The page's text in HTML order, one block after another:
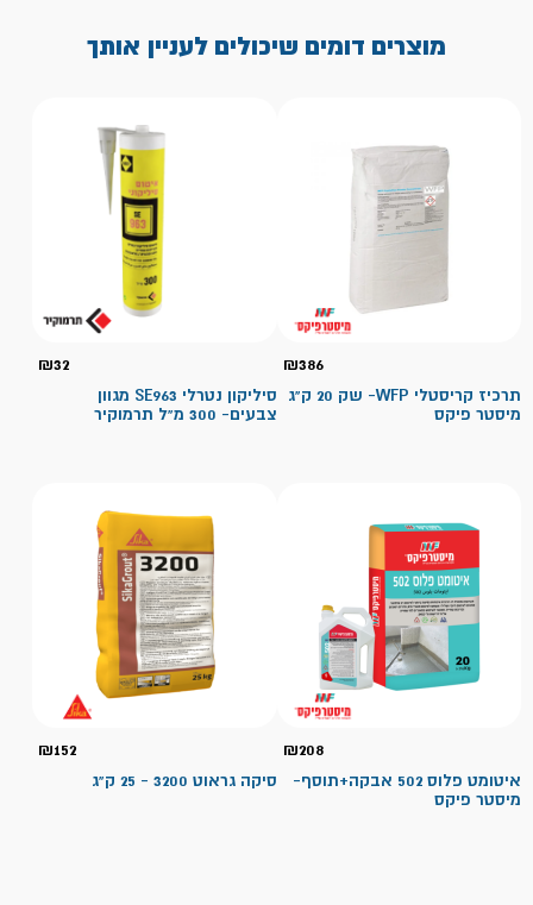
מוצרים דומים שיכולים לעניין אותך
₪386
תרכיז קריסטלי WFP- שק 20 ק"ג
מיסטר פיקס
₪32
סיליקון נטרלי SE963 מגוון
צבעים- 300 מ"ל תרמוקיר
₪208
איטומט פלוס 502 אבקה+תוסף-
מיסטר פיקס
₪152
סיקה גראוט 3200 - 25 ק"ג